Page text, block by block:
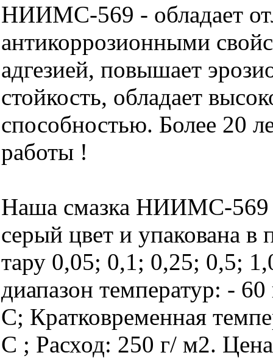
НИИМС-569 - обладает
антикоррозионными
адгезией, повышает
стойкость, обладает
способностью. Более 20
работы !
Наша смазка НИИМС-569
серый цвет и упакована в
тару 0,05; 0,1; 0,25; 0,5;
диапазон температур: -
С; Кратковременная
С ; Расход: 250 г/ м2.